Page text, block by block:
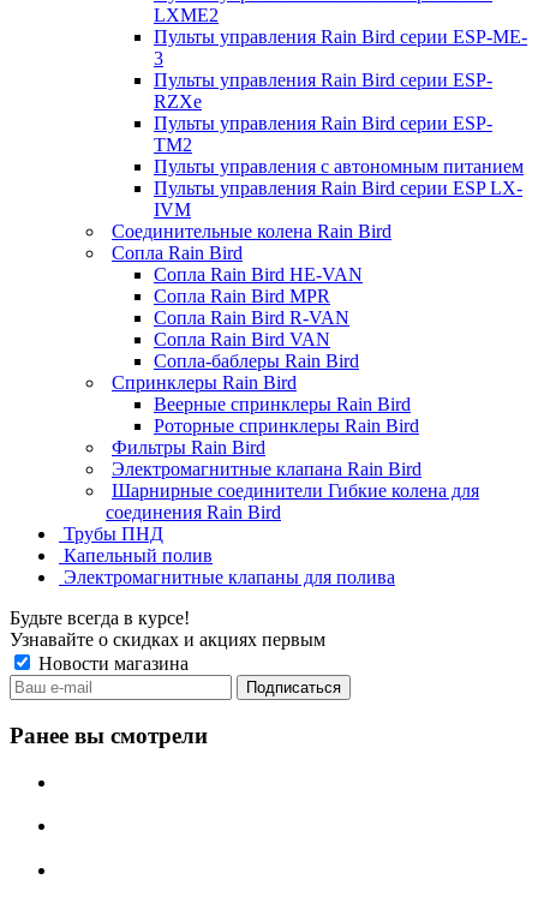
LXME2
Пульты управления Rain Bird серии ESP-ME-
3
Пульты управления Rain Bird серии ESP-
RZXe
Пульты управления Rain Bird серии ESP-
TM2
Пульты управления с автономным питанием
Пульты управления Rain Bird серии ESP LX-
IVM
Соединительные колена Rain Bird
Сопла Rain Bird
Сопла Rain Bird HE-VAN
Сопла Rain Bird MPR
Сопла Rain Bird R-VAN
Сопла Rain Bird VAN
Сопла-баблеры Rain Bird
Спринклеры Rain Bird
Веерные спринклеры Rain Bird
Роторные спринклеры Rain Bird
Фильтры Rain Bird
Электромагнитные клапана Rain Bird
Шарнирные соединители Гибкие колена для
соединения Rain Bird
Трубы ПНД
Капельный полив
Электромагнитные клапаны для полива
Будьте всегда в курсе!
Узнавайте о скидках и акциях первым
Новости магазина
Ранее вы смотрели